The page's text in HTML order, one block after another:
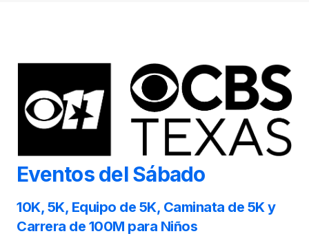
Eventos del Sábado
10K, 5K, Equipo de 5K, Caminata de 5K y
Carrera de 100M para Niños